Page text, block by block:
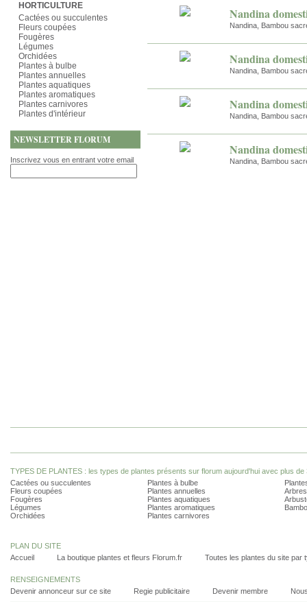
HORTICULTURE
Cactées ou succulentes
Fleurs coupées
Fougères
Légumes
Orchidées
Plantes à bulbe
Plantes annuelles
Plantes aquatiques
Plantes aromatiques
Plantes carnivores
Plantes d'intérieur
NEWSLETTER FLORUM
Inscrivez vous en entrant votre email
Nandina
Nandina, Bambou
Nandina
Nandina, Bambou
Nandina
Nandina, Bambou
Nandina
Nandina, Bambou
TYPES DE PLANTES : les types de plantes présents sur florum aujourd'hui avec plus de
Cactées ou succulentes
Fleurs coupées
Fougères
Légumes
Orchidées
Plantes à bulbe
Plantes annuelles
Plantes aquatiques
Plantes aromatiques
Plantes carnivores
PLAN DU SITE
Accueil
La boutique plantes et fleurs Florum.fr Toutes les plantes du site par
RENSEIGNEMENTS
Devenir annonceur sur ce site
Regie publicitaire Devenir membre